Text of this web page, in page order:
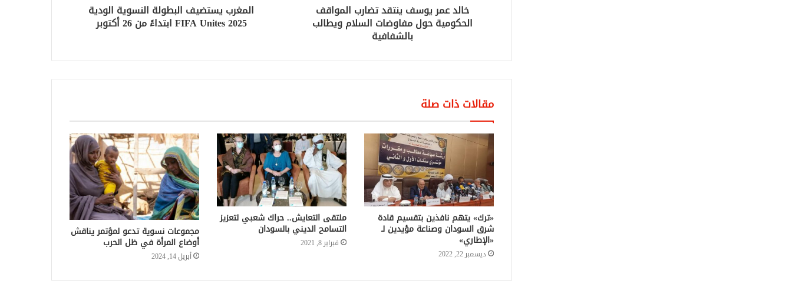
خالد عمر يوسف ينتقد تضارب المواقف
الحكومية حول مفاوضات السلام ويطالب
بالشفافية
المغرب يستضيف البطولة النسوية الودية
FIFA Unites 2025 ابتداءً من 26 أكتوبر
مقالات ذات صلة
«ترك» يتهم نافذين بتقسيم قادة
شرق السودان وصناعة مؤيدين لـ
«الإطاري»
ديسمبر 22, 2022
ملتقى التعايش.. حراك شعبي لتعزيز
التسامح الديني بالسودان
فبراير 8, 2021
مجموعات نسوية تدعو لمؤتمر يناقش
أوضاع المرأة في ظل الحرب
أبريل 14, 2024